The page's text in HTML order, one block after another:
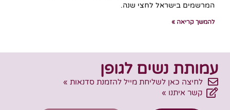
המרשמים בישראל לחצי שנה.
להמשך קריאה »
עמותת נשים לגופן
לחיצה כאן לשליחת מייל להזמנת סדנאות »
קשר איתנו »